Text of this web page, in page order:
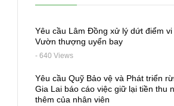
Yêu cầu Lâm Đồng xử lý dứt điểm
Vườn thượng uyển bay
- 640 Views
Yêu cầu Quỹ Bảo vệ và Phát triển
Gia Lai báo cáo việc giữ lại tiền thu
thêm của nhân viên